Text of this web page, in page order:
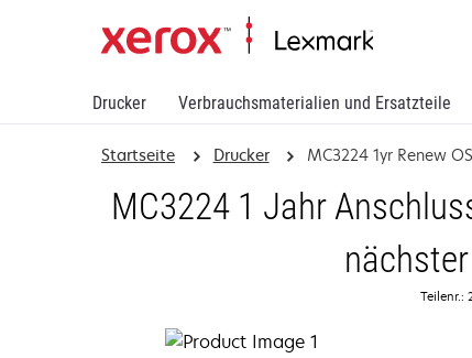
Drucker Verbrauchsmaterialien und Ersatzteile
Startseite Drucker MC3224 1yr Renew
MC3224 1 Jahr
Teilenr.: